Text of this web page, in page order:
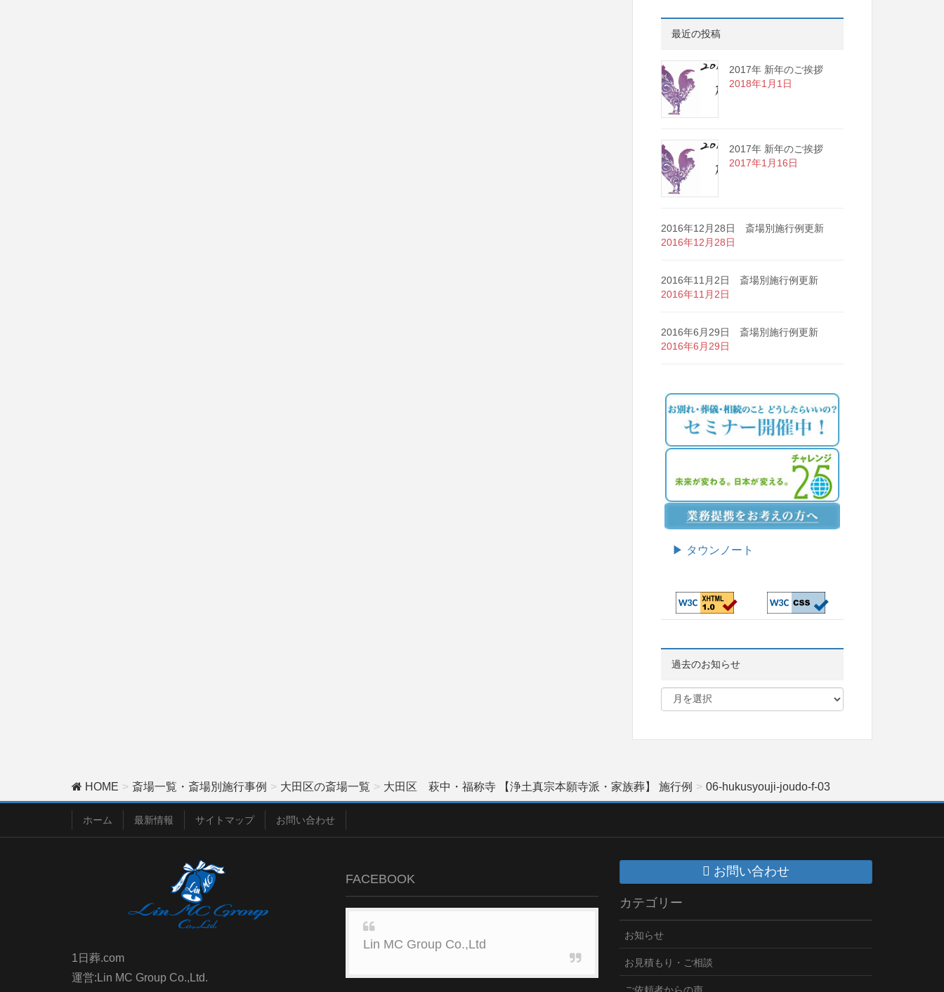
最近の投稿
2017年 新年のご挨拶
2018年1月1日
2017年 新年のご挨拶
2017年1月16日
2016年12月28日 斎場別施行例更新
2016年12月28日
2016年11月2日 斎場別施行例更新
2016年11月2日
2016年6月29日 斎場別施行例更新
2016年6月29日
▶ タウンノート
過去のお知らせ
HOME 斎場一覧・斎場別施行事例 大田区の斎場一覧 大田区 萩中・福称寺 【浄土真宗本願寺派・家族葬】 施行例 06-hukusyouji-joudo-f-03
ホーム 最新情報 サイトマップ お問い合わせ
1日葬.com
運営:Lin MC Group Co.,Ltd.
FACEBOOK
Lin MC Group Co.,Ltd
お問い合わせ
カテゴリー
お知らせ
お見積もり・ご相談